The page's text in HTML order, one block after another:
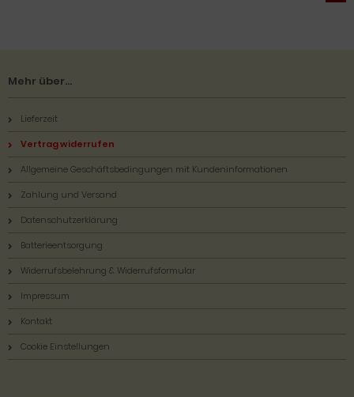
Mehr über...
Lieferzeit
Vertrag widerrufen
Allgemeine Geschäftsbedingungen mit Kundeninformationen
Zahlung und Versand
Datenschutzerklärung
Batterieentsorgung
Widerrufsbelehrung & Widerrufsformular
Impressum
Kontakt
Cookie Einstellungen